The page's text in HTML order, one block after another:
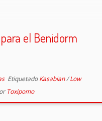
el Benidorm
EtiquetadoKasabian/Low
Toxipomo